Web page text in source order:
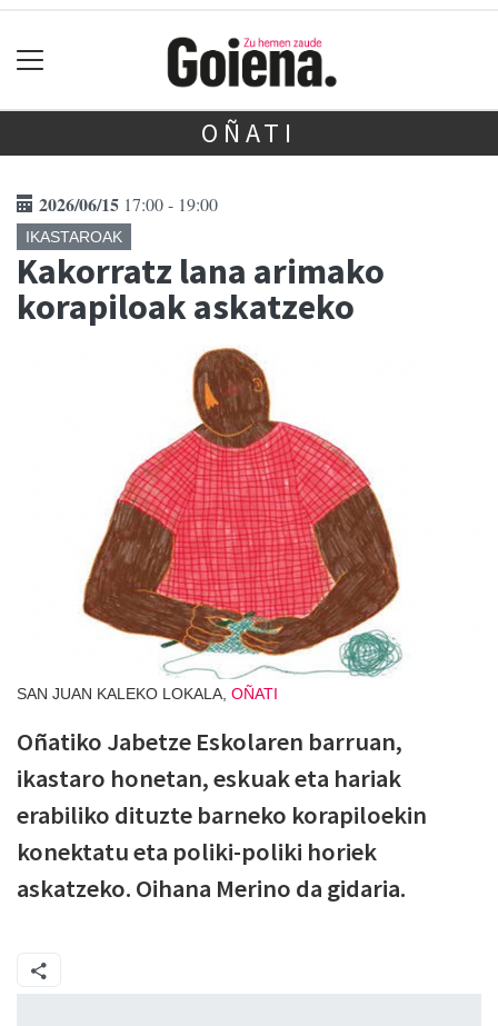
OÑATI
2026/06/15 17:00 - 19:00
IKASTAROAK
Kakorratz lana arimako
korapiloak askatzeko
SAN JUAN KALEKO LOKALA, OÑATI
Oñatiko Jabetze Eskolaren barruan,
ikastaro honetan, eskuak eta hariak
erabiliko dituzte barneko korapiloekin
konektatu eta poliki-poliki horiek
askatzeko. Oihana Merino da gidaria.